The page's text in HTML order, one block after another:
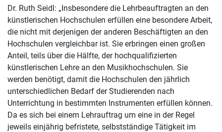
Dr. Ruth Seidl: „Insbesondere die Lehrbeauftragten an den
künstlerischen Hochschulen erfüllen eine besondere Arbeit,
die nicht mit derjenigen der anderen Beschäftigten an den
Hochschulen vergleichbar ist. Sie erbringen einen großen
Anteil, teils über die Hälfte, der hochqualifizierten
künstlerischen Lehre an den Musikhochschulen. Sie
werden benötigt, damit die Hochschulen den jährlich
unterschiedlichen Bedarf der Studierenden nach
Unterrichtung in bestimmten Instrumenten erfüllen können.
Da es sich bei einem Lehrauftrag um eine in der Regel
jeweils einjährig befristete, selbstständige Tätigkeit im